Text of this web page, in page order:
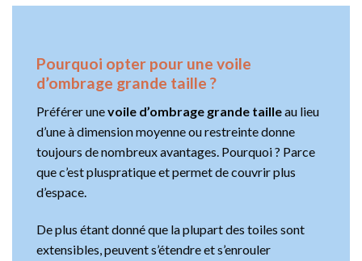
Pourquoi opter pour une voile
d’ombrage grande taille ?
Préférer unevoile d’ombrage grande tailleau lieu
d’une à dimension moyenne ou restreinte donne
toujours de nombreux avantages. Pourquoi ? Parce
que c’est pluspratique et permet de couvrir plus
d’espace.
De plus étant donné que la plupart des toiles sont
extensibles, peuvent s’étendre et s’enrouler